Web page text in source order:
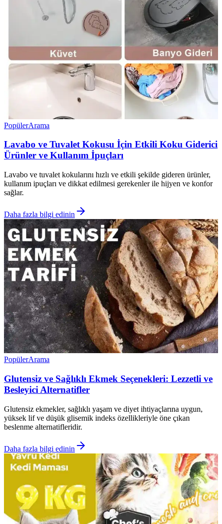
PopülerArama
Lavabo ve Tuvalet Kokusu İçin Etkili Koku Giderici
Ürünler ve Kullanım İpuçları
Lavabo ve tuvalet kokularını hızlı ve etkili şekilde gideren ürünler,
kullanım ipuçları ve dikkat edilmesi gerekenler ile hijyen ve konfor
sağlar.
Daha fazla bilgi edinin
PopülerArama
Glutensiz ve Sağlıklı Ekmek Seçenekleri: Lezzetli ve
Besleyici Alternatifler
Glutensiz ekmekler, sağlıklı yaşam ve diyet ihtiyaçlarına uygun,
yüksek lif ve düşük glisemik indeks özellikleriyle öne çıkan
beslenme alternatifleridir.
Daha fazla bilgi edinin